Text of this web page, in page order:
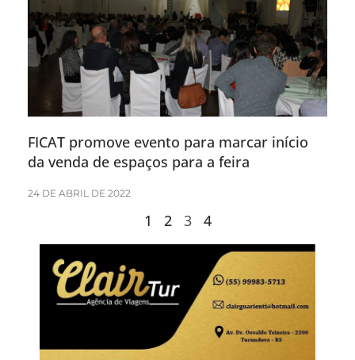
FICAT promove evento para marcar início
da venda de espaços para a feira
24 DE ABRIL DE 2022
1 2 3 4